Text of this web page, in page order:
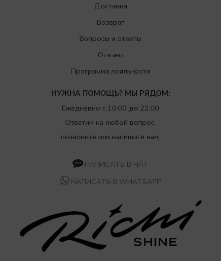
Доставка
Возврат
Вопросы и ответы
Отзывы
Программа лояльности
НУЖНА ПОМОЩЬ? МЫ РЯДОМ:
Ежедневно с 10:00 до 22:00
Ответим на любой вопрос,
позвоните или напишите нам:
НАПИСАТЬ В ЧАТ
НАПИСАТЬ В WHATSAPP